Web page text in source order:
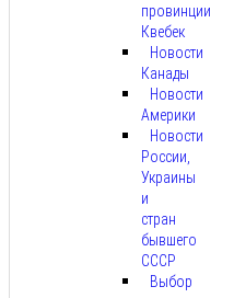
провинции
Квебек
Новости
Канады
Новости
Америки
Новости
России,
Украины
и
стран
бывшего
СССР
Выбор